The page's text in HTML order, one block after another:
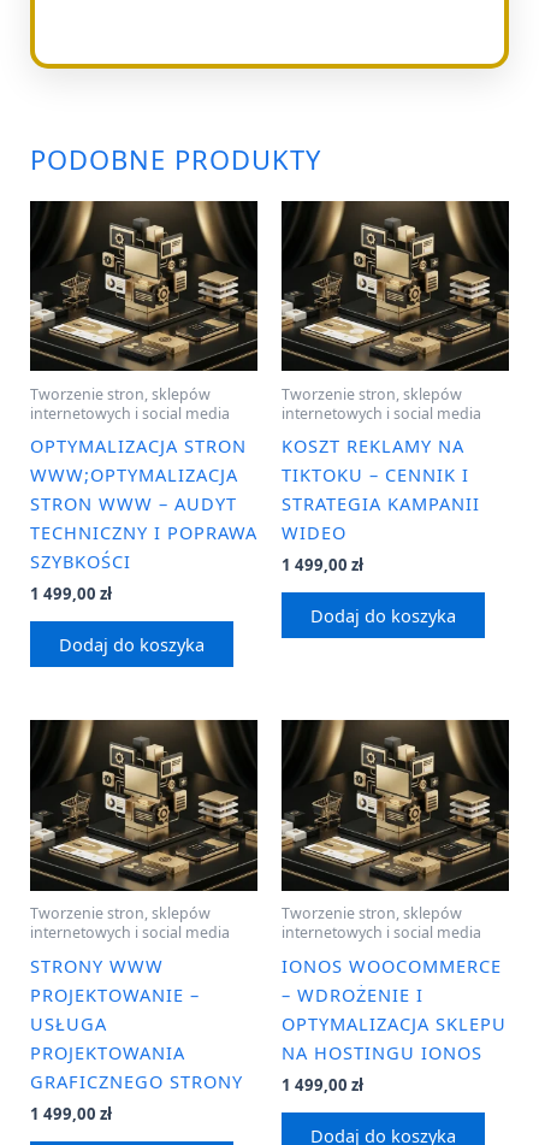
PODOBNE PRODUKTY
Tworzenie stron, sklepów
internetowych i social media
OPTYMALIZACJA STRON
WWW;OPTYMALIZACJA
STRON WWW – AUDYT
TECHNICZNY I POPRAWA
SZYBKOŚCI
1 499,00 zł
Dodaj do koszyka
Tworzenie stron, sklepów
internetowych i social media
KOSZT REKLAMY NA
TIKTOKU – CENNIK I
STRATEGIA KAMPANII
WIDEO
1 499,00 zł
Dodaj do koszyka
Tworzenie stron, sklepów
internetowych i social media
STRONY WWW
PROJEKTOWANIE –
USŁUGA
PROJEKTOWANIA
GRAFICZNEGO STRONY
1 499,00 zł
Tworzenie stron, sklepów
internetowych i social media
IONOS WOOCOMMERCE
– WDROŻENIE I
OPTYMALIZACJA SKLEPU
NA HOSTINGU IONOS
1 499,00 zł
Dodaj do koszyka